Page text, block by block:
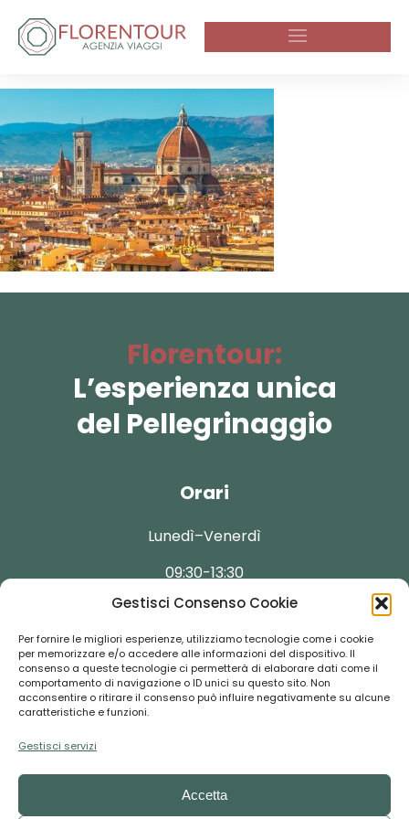
Gestisci Consenso Cookie
Per fornire le migliori esperienze, utilizziamo tecnologie come i cookie
per memorizzare e/o accedere alle informazioni del dispositivo. Il
consenso a queste tecnologie ci permetterà di elaborare dati come il
comportamento di navigazione o ID unici su questo sito. Non
acconsentire o ritirare il consenso può influire negativamente su alcune
caratteristiche e funzioni.
Gestisci servizi
Accetta
Florentour:
L’esperienza unica
del Pellegrinaggio
Orari
Lunedì–Venerdì
09:30-13:30
Contatti
+39 055-292237